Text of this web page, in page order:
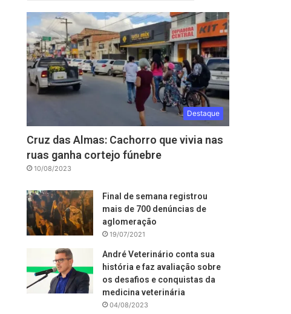
Destaque
Cruz das Almas: Cachorro que vivia nas
ruas ganha cortejo fúnebre
10/08/2023
Final de semana registrou
mais de 700 denúncias de
aglomeração
19/07/2021
André Veterinário conta sua
história e faz avaliação sobre
os desafios e conquistas da
medicina veterinária
04/08/2023